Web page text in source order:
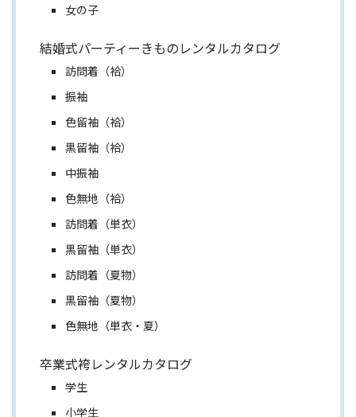
女の子
結婚式パーティーきものレンタルカタログ
訪問着（袷）
振袖
色留袖（袷）
黒留袖（袷）
中振袖
色無地（袷）
訪問着（単衣）
黒留袖（単衣）
訪問着（夏物）
黒留袖（夏物）
色無地（単衣・夏）
卒業式袴レンタルカタログ
学生
小学生